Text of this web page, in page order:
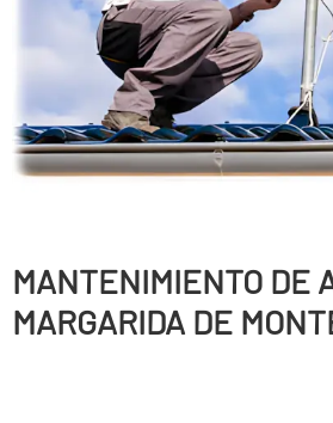
MANTENIMIENTO DE
MARGARIDA DE